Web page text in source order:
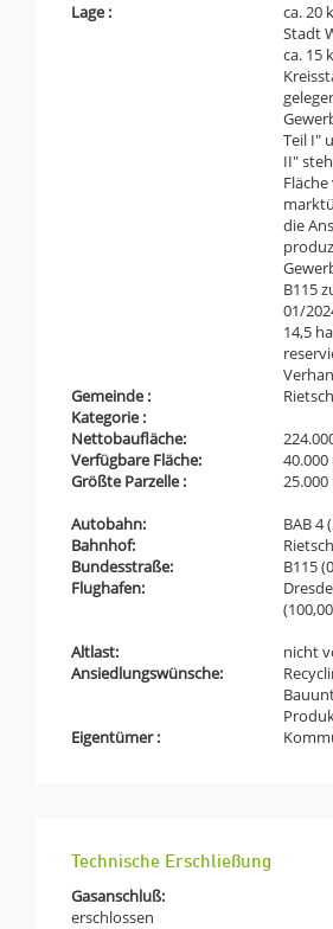
Lage :
ca. 20
Stadt
ca. 15
Teil I"
II"
die
B115
01/
14,5
Gemeinde :
Kategorie :
Nettobaufläche:
Verfügbare Fläche:
40.000
Größte Parzelle :
25.000
Autobahn:
BAB 4
Bahnhof:
Bundesstraße:
B115
Flughafen:
Altlast:
nicht
Ansiedlungswünsche:
Eigentümer :
Technische Erschließung
Gasanschluß:
erschlossen